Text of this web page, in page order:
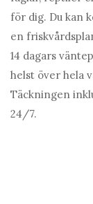
för dig. Du kan
en
14 dagars
helst över hela
Täckningen
24/7.